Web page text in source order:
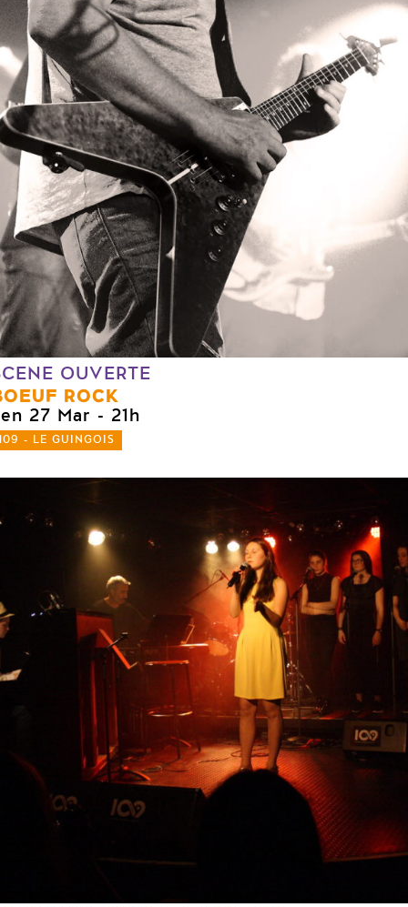
OUVERTE
ROCK
27 Mar - 21h
- LE GUINGOIS